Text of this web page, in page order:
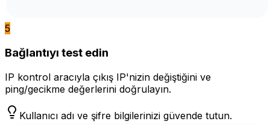
5
Bağlantıyı test edin
IP kontrol aracıyla çıkış IP'nizin değiştiğini ve
ping/gecikme değerlerini doğrulayın.
Kullanıcı adı ve şifre bilgilerinizi güvende tutun.